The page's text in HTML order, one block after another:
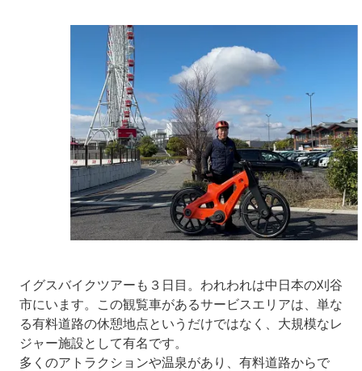
イグスバイクツアーも３日目。われわれは中日本の刈谷
市にいます。この観覧車があるサービスエリアは、単な
る有料道路の休憩地点というだけではなく、大規模なレ
ジャー施設として有名です。
多くのアトラクションや温泉があり、有料道路からで